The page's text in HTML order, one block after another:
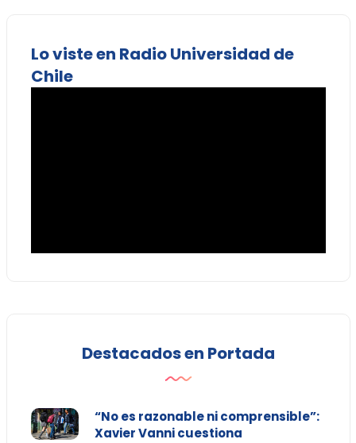
Lo viste en Radio Universidad de
Chile
Destacados en Portada
“No es razonable ni comprensible”:
Xavier Vanni cuestiona